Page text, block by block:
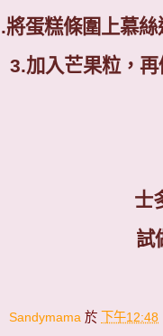
將蛋糕條圍上慕
3.加入芒果粒，再
士
試
Sandymama 於 下午12:48